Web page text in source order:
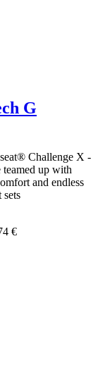
G
Challenge X -
teamed up with
and endless
€